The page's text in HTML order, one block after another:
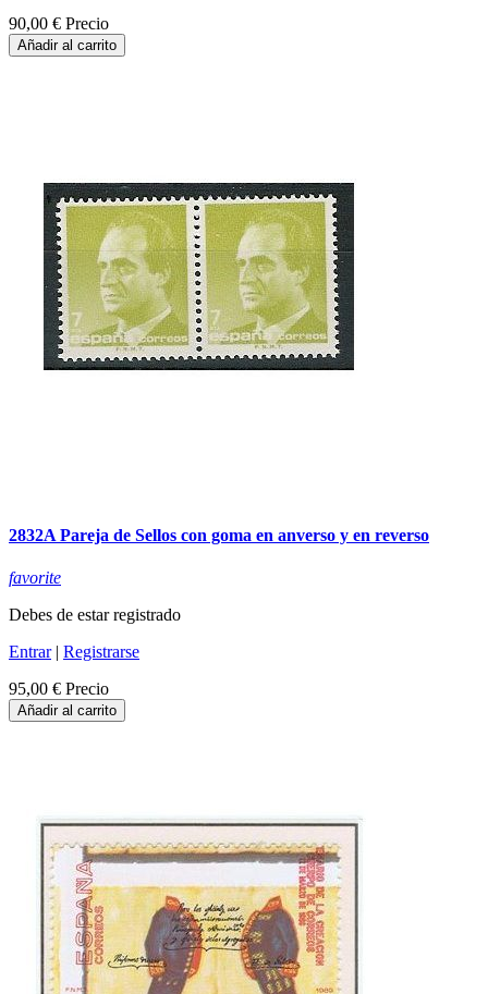
90,00 € Precio
Añadir al carrito
2832A Pareja de Sellos con goma en anverso y en reverso
favorite
Debes de estar registrado
Entrar| Registrarse
95,00 € Precio
Añadir al carrito